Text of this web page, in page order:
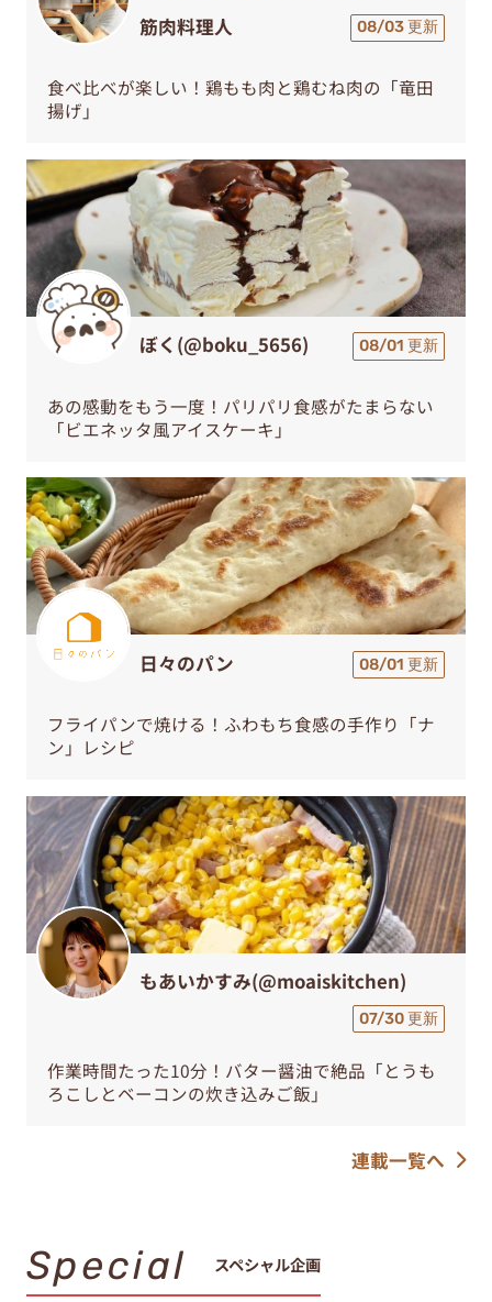
筋肉料理人 08/03 更新
食べ比べが楽しい！鶏もも肉と鶏むね肉の「竜田
揚げ」
ぼく(@boku_5656) 08/01 更新
あの感動をもう一度！パリパリ食感がたまらない
「ビエネッタ風アイスケーキ」
日々のパン 08/01 更新
フライパンで焼ける！ふわもち食感の手作り「ナ
ン」レシピ
もあいかすみ(@moaiskitchen)
07/30 更新
作業時間たった10分！バター醤油で絶品「とうも
ろこしとベーコンの炊き込みご飯」
連載一覧へ
Special スペシャル企画